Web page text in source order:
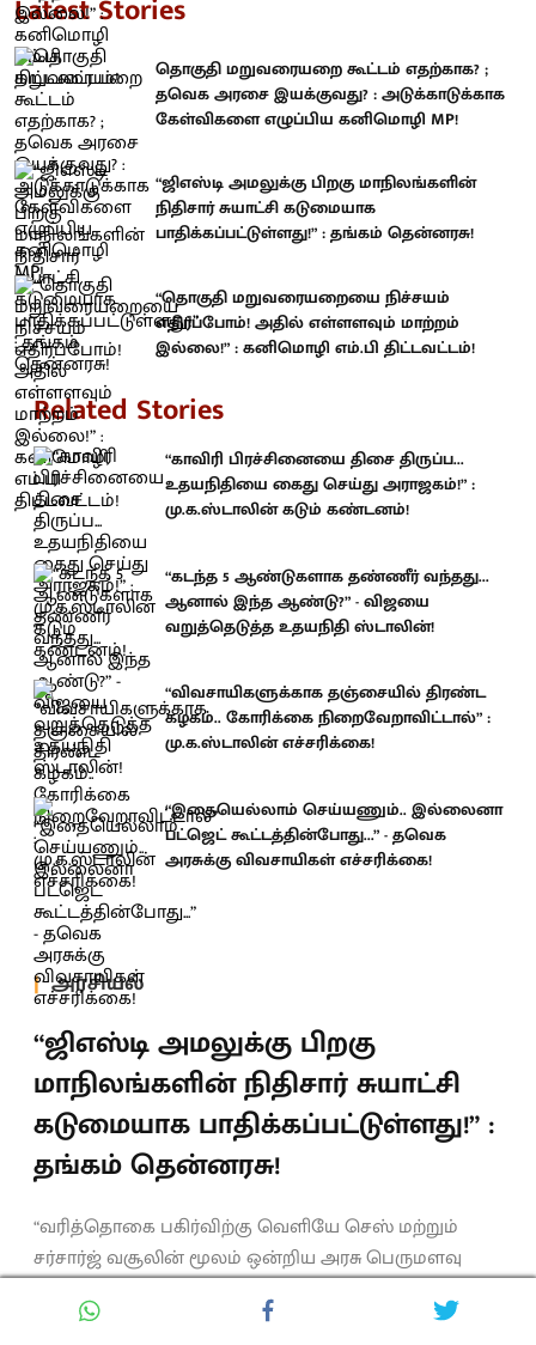
Latest Stories
தொகுதி மறுவரையறை கூட்டம் எதற்காக? ;
தவெக அரசை இயக்குவது? : அடுக்காடுக்காக
கேள்விகளை எழுப்பிய கனிமொழி MP!
“ஜிஎஸ்டி அமலுக்கு பிறகு மாநிலங்களின்
நிதிசார் சுயாட்சி கடுமையாக
பாதிக்கப்பட்டுள்ளது!” : தங்கம் தென்னரசு!
“தொகுதி மறுவரையறையை நிச்சயம்
எதிர்ப்போம்! அதில் எள்ளளவும் மாற்றம்
இல்லை!” : கனிமொழி எம்.பி திட்டவட்டம்!
Related Stories
“காவிரி பிரச்சினையை திசை திருப்ப...
உதயநிதியை கைது செய்து அராஜகம்!” :
மு.க.ஸ்டாலின் கடும் கண்டனம்!
“கடந்த 5 ஆண்டுகளாக தண்ணீர் வந்தது...
ஆனால் இந்த ஆண்டு?” - விஜயை
வறுத்தெடுத்த உதயநிதி ஸ்டாலின்!
“விவசாயிகளுக்காக தஞ்சையில் திரண்ட
கழகம்.. கோரிக்கை நிறைவேறாவிட்டால்” :
மு.க.ஸ்டாலின் எச்சரிக்கை!
“இதையெல்லாம் செய்யணும்.. இல்லைனா
பட்ஜெட் கூட்டத்தின்போது...” - தவெக
அரசுக்கு விவசாயிகள் எச்சரிக்கை!
அரசியல்
“ஜிஎஸ்டி அமலுக்கு பிறகு
மாநிலங்களின் நிதிசார் சுயாட்சி
கடுமையாக பாதிக்கப்பட்டுள்ளது!” :
தங்கம் தென்னரசு!
“வரித்தொகை பகிர்விற்கு வெளியே செஸ் மற்றும்
சர்சார்ஜ் வசூலின் மூலம் ஒன்றிய அரசு பெருமளவு
இழப்பீடு குறித்து இதுவரை தெளிவான விளக்கம்